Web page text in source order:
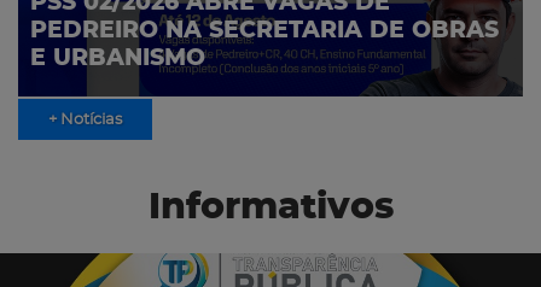
PEDREIRO NA SECRETARIA DE OBRAS
E URBANISMO
+ Notícias
Informativos